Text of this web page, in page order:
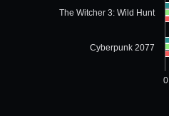
0
The Witcher 3: Wild Hunt
Cyberpunk 2077